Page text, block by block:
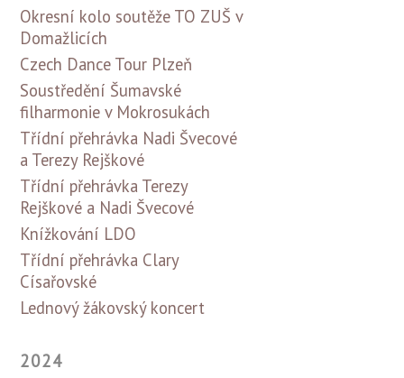
Okresní kolo soutěže TO ZUŠ v
Domažlicích
Czech Dance Tour Plzeň
Soustředění Šumavské
filharmonie v Mokrosukách
Třídní přehrávka Nadi Švecové
a Terezy Rejškové
Třídní přehrávka Terezy
Rejškové a Nadi Švecové
Knížkování LDO
Třídní přehrávka Clary
Císařovské
Lednový žákovský koncert
2024